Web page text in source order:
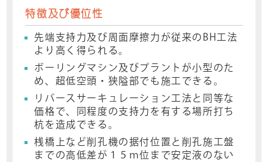
特徴及び優位性
先端支持力及び周面摩擦力が従来のBH工法
より高く得られる。
ボーリングマシン及びプラントが小型のた
め、超低空頭・狭隘部でも施工できる。
リバースサーキュレーション工法と同等な
価格で、同程度の支持力を有する場所打ち
杭を造成できる。
桟橋上など削孔機の据付位置と削孔施工盤
までの高低差が１５ｍ位まで安定液のない